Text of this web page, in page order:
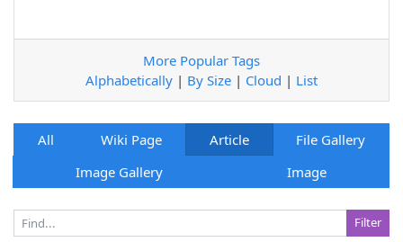
More Popular Tags
Alphabetically | By Size | Cloud | List
All Wiki Page Article
File Gallery
Image Gallery
Image